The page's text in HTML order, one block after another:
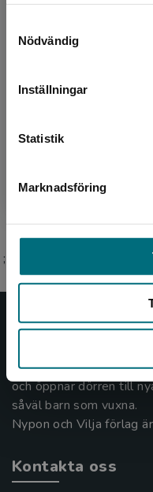
Nödvändig
Inställningar
Statistik
Marknadsföring
Sverige. För att
Jenny Lundin är
Dalarna. Hon
Dean Street - och
;
Nypon och Vilja
Nypon och Vilja förlag
och öppnar dörren till
såväl barn som vuxna.
Nypon och Vilja förlag
Kontakta oss